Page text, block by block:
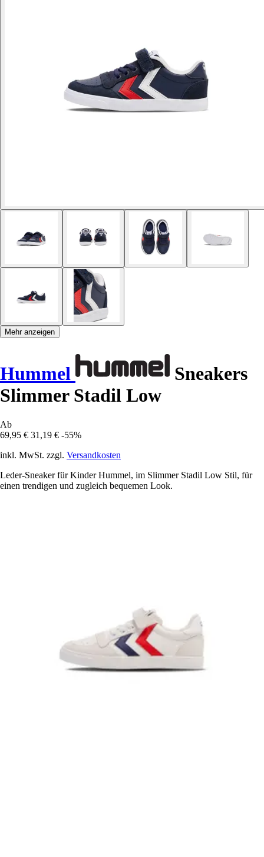
Mehr anzeigen
Hummel
Sneakers
Slimmer Stadil Low
Ab
69,95 € 31,19 € -55%
inkl. MwSt. zzgl. Versandkosten
Leder-Sneaker für Kinder Hummel, im Slimmer Stadil Low Stil, für
einen trendigen und zugleich bequemen Look.